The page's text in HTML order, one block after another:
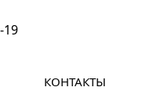
КОНТАКТЫ
19